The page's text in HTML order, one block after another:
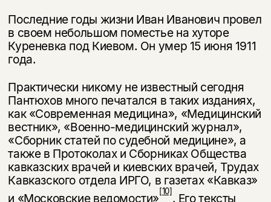
Последние годы жизни Иван Иванович провел
в своем небольшом по­местье на хуторе
Куреневка под Киевом. Он умер 15 июня 1911
года.
Практически никому не известный сегодня
Пантюхов много печатался в таких изданиях,
как «Современная медицина», «Медицинский
вестник», «Военно-медицинский журнал»,
«Сборник статей по судебной медицине», а
также в Протоколах и Сборниках Общества
кавказских врачей и киевских врачей, Трудах
Кавказского отдела ИРГО, в газетах «Кавказ»
и «Московские ведомости»[10]. Его тексты